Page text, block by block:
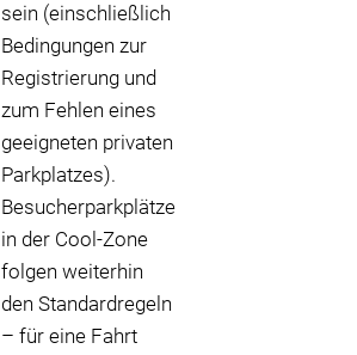
sein (einschließlich
Bedingungen zur
Registrierung und
zum Fehlen eines
geeigneten privaten
Parkplatzes).
Besucherparkplätze
in der Cool-Zone
folgen weiterhin
den Standardregeln
– für eine Fahrt